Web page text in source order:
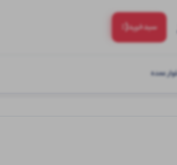
سبد‌خرید(:
عمده